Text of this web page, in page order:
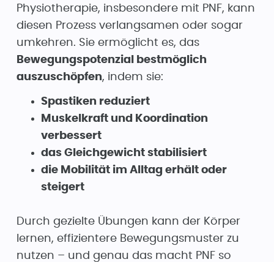
Physiotherapie, insbesondere mit PNF, kann
diesen Prozess verlangsamen oder sogar
umkehren. Sie ermöglicht es, das
Bewegungspotenzial bestmöglich
auszuschöpfen, indem sie:
Spastiken reduziert
Muskelkraft und Koordination
verbessert
das Gleichgewicht stabilisiert
die Mobilität im Alltag erhält oder
steigert
Durch gezielte Übungen kann der Körper
lernen, effizientere Bewegungsmuster zu
nutzen – und genau das macht PNF so